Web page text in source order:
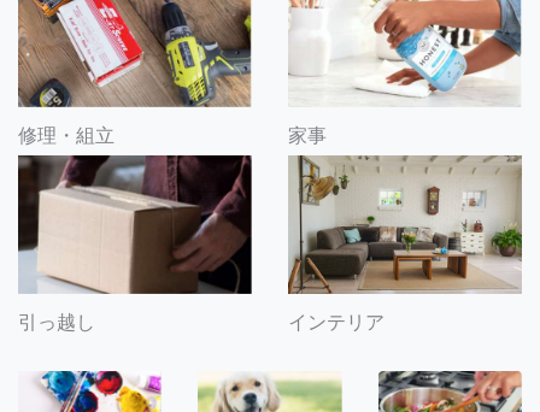
修理・組立 家事
引っ越し インテリア